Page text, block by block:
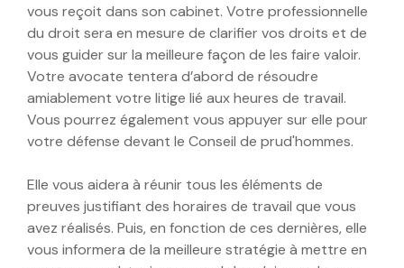
vous reçoit dans son cabinet. Votre professionnelle
du droit sera en mesure de clarifier vos droits et de
vous guider sur la meilleure façon de les faire valoir.
Votre avocate tentera d’abord de résoudre
amiablement votre litige lié aux heures de travail.
Vous pourrez également vous appuyer sur elle pour
votre défense devant le Conseil de prud'hommes.
Elle vous aidera à réunir tous les éléments de
preuves justifiant des horaires de travail que vous
avez réalisés. Puis, en fonction de ces dernières, elle
vous informera de la meilleure stratégie à mettre en